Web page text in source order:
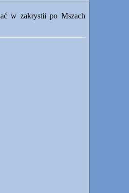
w zakrystii po Mszach